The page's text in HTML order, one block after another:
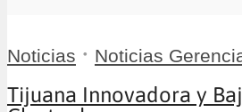
Noticias • Noticias
Tijuana Innovadora y